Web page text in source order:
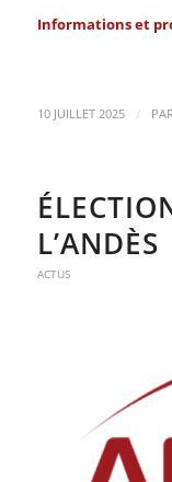
Informations et
10 JUILLET 2025 /
L’ANDÈS
ACTUS